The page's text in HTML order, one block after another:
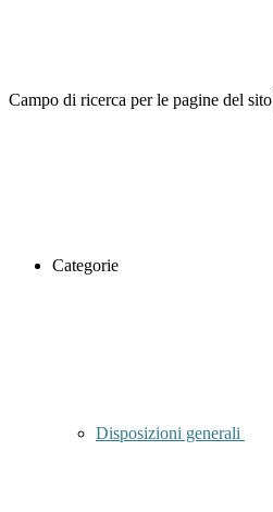
Campo di ricerca per le pagine del sito
Categorie
Disposizioni generali